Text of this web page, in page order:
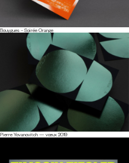
Bouygues – Soirée Orange
Pierre Yovanovitch — vœux 2019